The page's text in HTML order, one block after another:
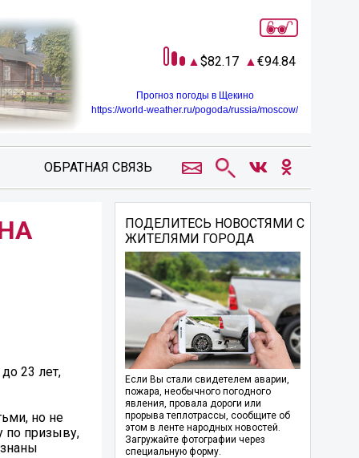
82.17 94.84
Прогноз погоды в Щекино
https://world-weather.ru/pogoda/russia/moscow/
ОБРАТНАЯ СВЯЗЬ
23 лет,
но не
по призыву,
ПОДЕЛИТЕСЬ НОВОСТЯМИ С
ЖИТЕЛЯМИ ГОРОДА
Если Вы стали свидетелем аварии,
пожара, необычного погодного
явления, провала дороги или
прорыва теплотрассы, сообщите об
этом в ленте народных новостей.
Загружайте фотографии через
специальную форму.